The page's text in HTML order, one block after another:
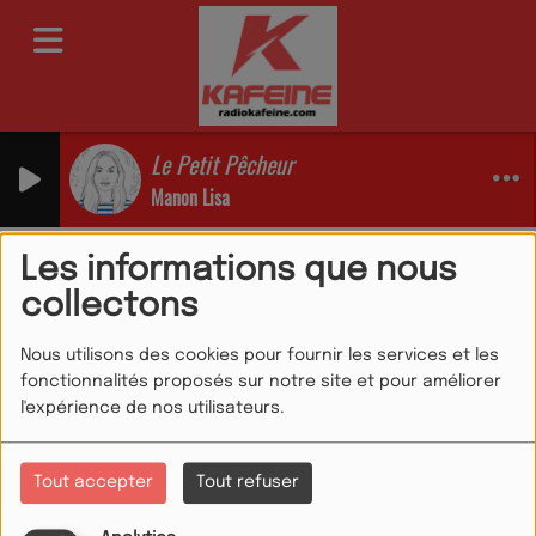
Les informations que nous
collectons
Nous utilisons des cookies pour fournir les services et les
fonctionnalités proposés sur notre site et pour améliorer
l'expérience de nos utilisateurs.
Tout accepter Tout refuser
Le Petit Pêcheur
Manon Lisa
19h 22h LE MEILLEUR
MIX